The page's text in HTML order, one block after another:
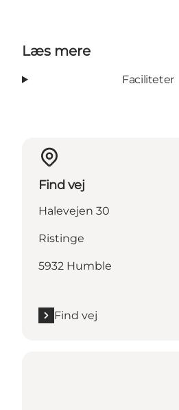
Læs mere
Faciliteter
Find vej
Halevejen 30
Ristinge
5932 Humble
Find vej